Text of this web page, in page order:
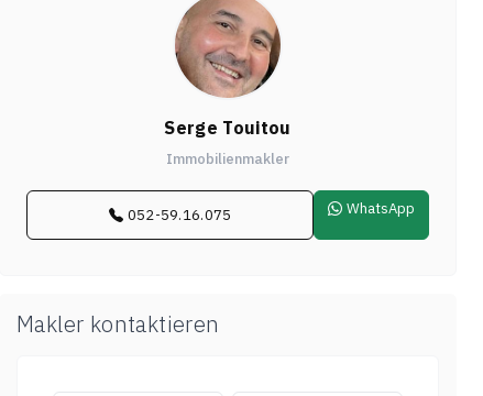
Serge Touitou
Immobilienmakler
052-59.16.075 WhatsApp
Makler kontaktieren